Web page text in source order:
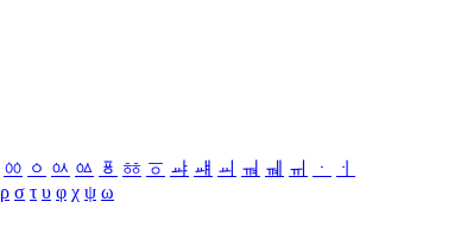
ㆀ ㆁ ㆂ ㆃ ㆄ ㆅ ㆆ ㆇ ㆈ ㆉ ㆊ ㆋ ㆌ ㆍ
ㆎ
ρ σ τ υ φ χ ψ ω